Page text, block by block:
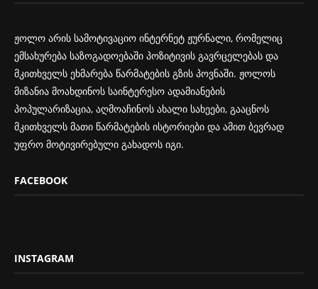
ჟოლო არის სამოტივაციო ინტერნეტ ჟურნალი, რომელიც
ემსახურება საზოგადოებაში პოზიტივის გავრცელებას და
მკითხველს ეხმარება წარმატების გზის პოვნაში. ჟოლოს
მიზანია მოახდინოს საინტერესო ადამიანების
პოპულარიზაცია, აღმოაჩინოს ახალი სახეები, გააცნოს
მკითხველს მათი წარმატების ისტორიები და ამით ბევრად
უფრო მოტივირებული გახადოს იგი.
FACEBOOK
INSTAGRAM